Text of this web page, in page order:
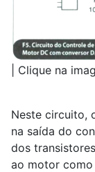
| Clique na
Neste circuito,
na saída do
dos
ao motor